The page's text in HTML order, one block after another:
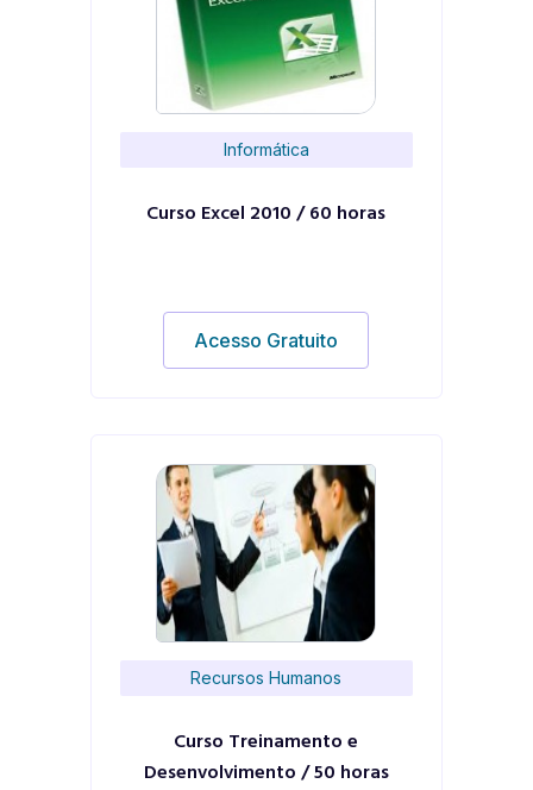
Informática
Curso Excel 2010 / 60 horas
Acesso Gratuito
Recursos Humanos
Curso Treinamento e
Desenvolvimento / 50 horas